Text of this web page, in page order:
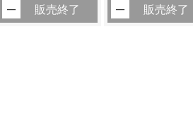
販売終了 販売終了